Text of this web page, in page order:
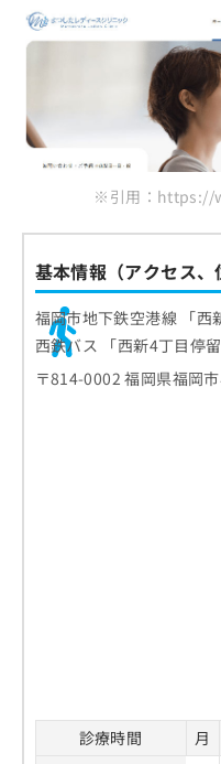
※引用：https://
基本情報（アクセス、
福岡市地下鉄空港線 「西
西鉄バス 「西新4丁目停
〒814-0002 福岡県福岡
診療時間 月